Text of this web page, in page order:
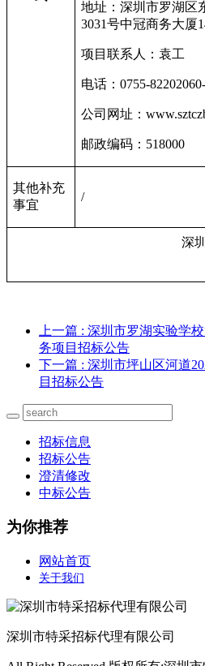
地址：深圳市罗湖区
3031号中冠商务大厦
项目联系人：袁工
电话：0755-
公司网址：
邮政编码：518000
其他补充
事宜
/
深
上一篇 : 深圳市罗湖实验学
务项目招标公告
下一篇 : 深圳市坪山区河道
目招标公告
招标信息
招标公告
澄清修改
中标公告
为你推荐
网站首页
关于我们
深圳市特采招标代理有限公司